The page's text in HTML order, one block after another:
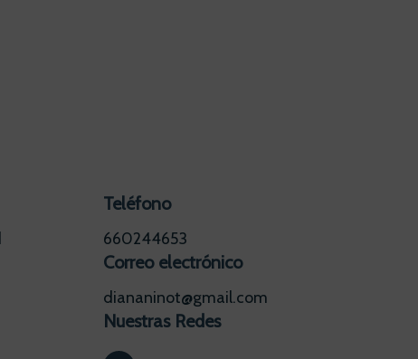
Teléfono
660244653
Correo electrónico
diananinot@gmail.com
Nuestras Redes